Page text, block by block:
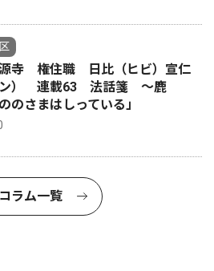
源寺 権住職 日比（ヒビ）宣仁
ン） 連載63 法話箋 〜鹿
さまはしっている」
コラム一覧